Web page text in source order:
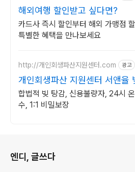
해외여행 할인받고 싶다면?
카드사 즉시 할인부터 해외 가맹점
특별한 혜택을 만나보세요
http://개인회생파산지원센터.com 광고
개인회생파산 지원센터 서앤율
모든 부채 해결
합법적 빚 탕감, 신용불량자, 24시
수, 1:1 비밀보장
엔디, 글쓰다